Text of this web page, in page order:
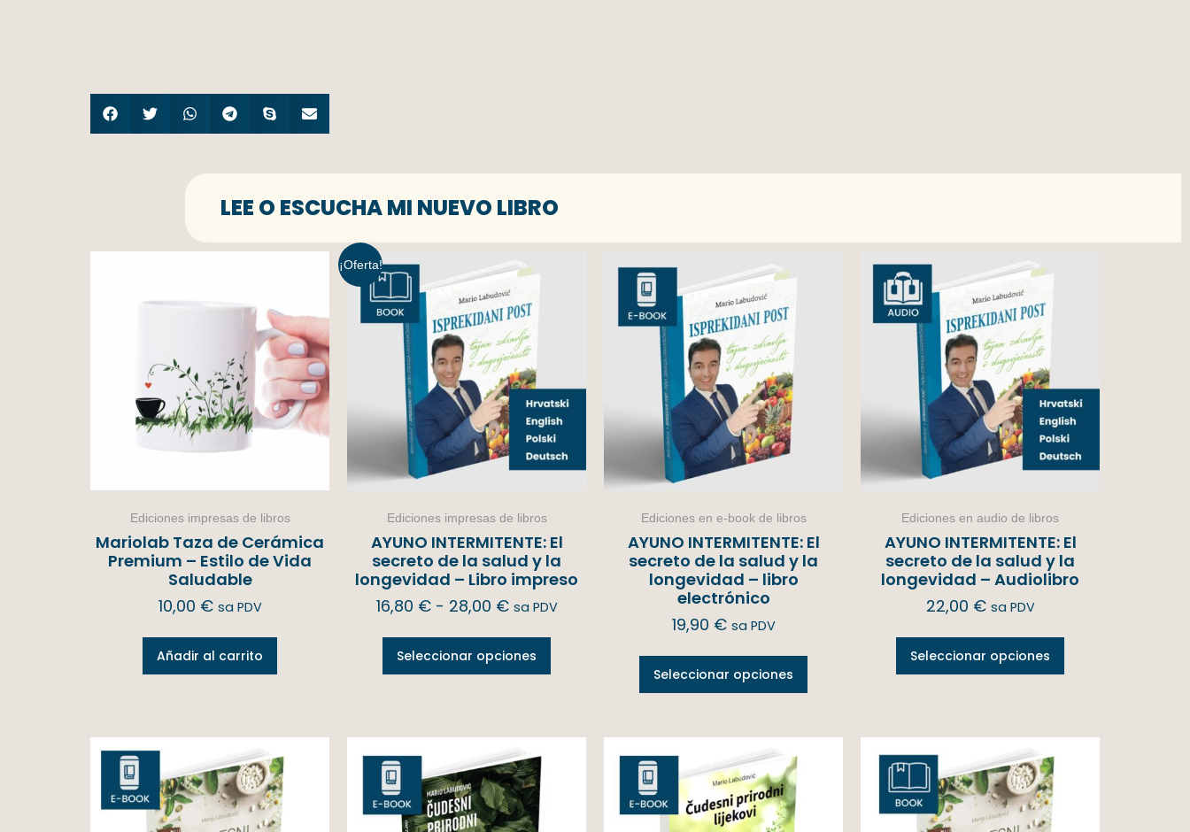
LEE O ESCUCHA MI NUEVO LIBRO
Ediciones impresas de libros
Mariolab Taza de Cerámica
Premium – Estilo de Vida
Saludable
10,00 € sa PDV
Añadir al carrito
¡Oferta!
Ediciones impresas de libros
AYUNO INTERMITENTE: El
secreto de la salud y la
longevidad – Libro impreso
16,80 € - 28,00 € sa PDV
Seleccionar opciones
Ediciones en e-book de libros
AYUNO INTERMITENTE: El
secreto de la salud y la
longevidad – libro
electrónico
19,90 € sa PDV
Seleccionar opciones
Ediciones en audio de libros
AYUNO INTERMITENTE: El
secreto de la salud y la
longevidad – Audiolibro
22,00 € sa PDV
Seleccionar opciones